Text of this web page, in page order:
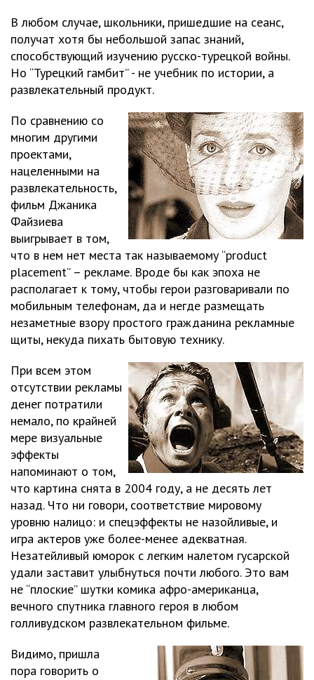
В любом случае, школьники, пришедшие на сеанс,
получат хотя бы небольшой запас знаний,
способствующий изучению русско-турецкой войны.
Но “Турецкий гамбит” - не учебник по истории, а
развлекательный продукт.
По сравнению со
многим другими
проектами,
нацеленными на
развлекательность,
фильм Джаника
Файзиева
выигрывает в том,
что в нем нет места так называемому “product
placement” – рекламе. Вроде бы как эпоха не
располагает к тому, чтобы герои разговаривали по
мобильным телефонам, да и негде размещать
незаметные взору простого гражданина рекламные
щиты, некуда пихать бытовую технику.
При всем этом
отсутствии рекламы
денег потратили
немало, по крайней
мере визуальные
эффекты
напоминают о том,
что картина снята в 2004 году, а не десять лет
назад. Что ни говори, соответствие мировому
уровню налицо: и спецэффекты не назойливые, и
игра актеров уже более-менее адекватная.
Незатейливый юморок с легким налетом гусарской
удали заставит улыбнуться почти любого. Это вам
не “плоские” шутки комика афро-американца,
вечного спутника главного героя в любом
голливудском развлекательном фильме.
Видимо, пришла
пора говорить о